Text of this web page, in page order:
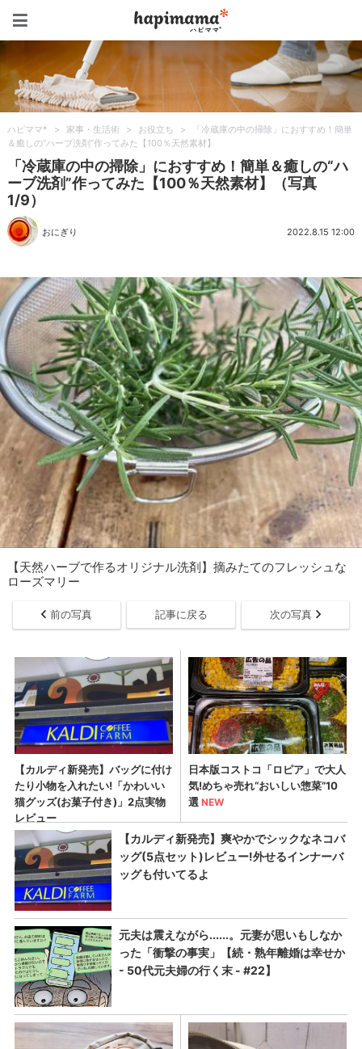
ハピママ* > 家事・生活術 > お役立ち >
「冷蔵庫の中の掃除」におすすめ！簡単
＆癒しの“ハーブ洗剤”作ってみた【100％天然素材】
「冷蔵庫の中の掃除」におすすめ！簡単＆癒しの“ハ
ーブ洗剤”作ってみた【100％天然素材】（写真
1/9）
おにぎり 2022.8.15 12:00
【天然ハーブで作るオリジナル洗剤】摘みたてのフレッシュな
ローズマリー
前の写真 記事に戻る 次の写真